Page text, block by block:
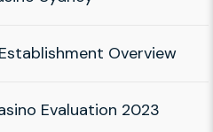
Overview
Evaluation 2023